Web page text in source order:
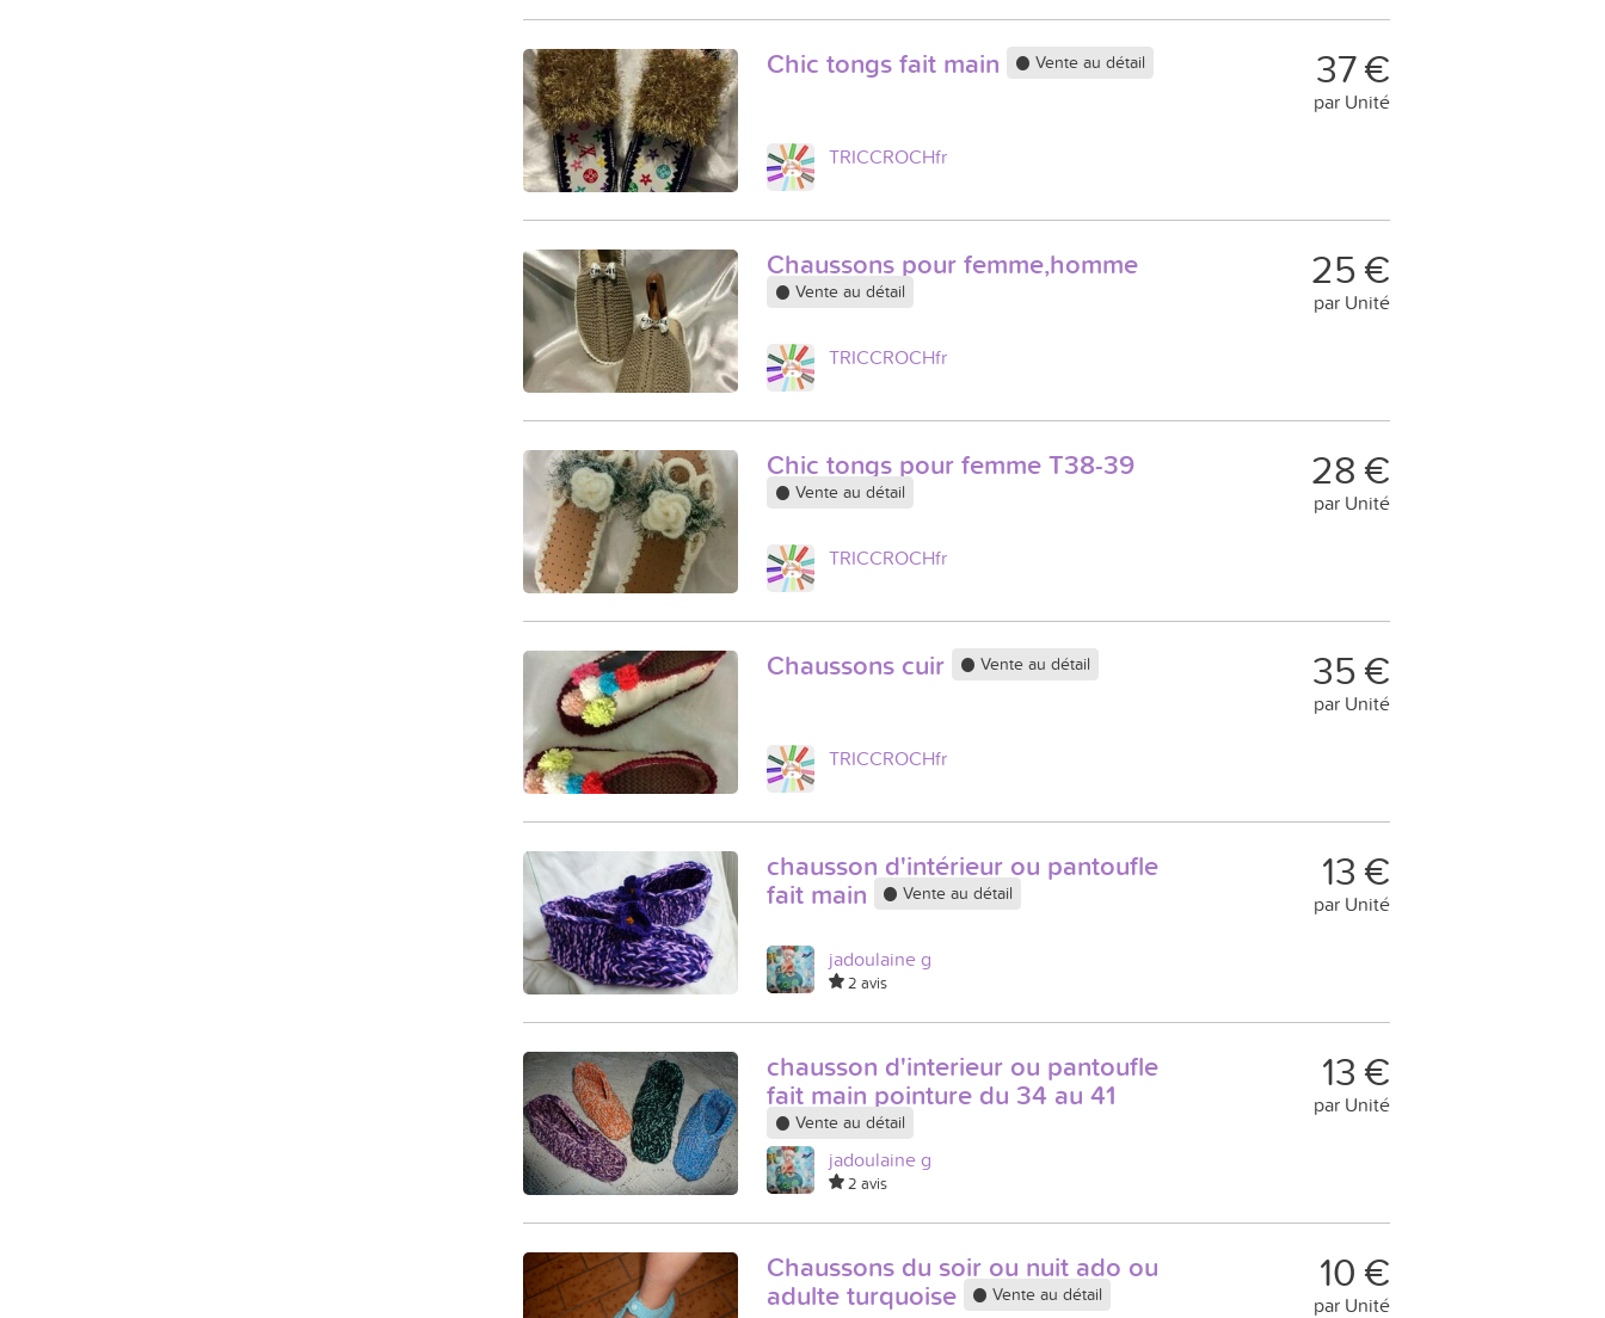
37 €
par Unité
Chic tongs fait main Vente au détail
TRICCROCHfr
25 €
par Unité
Chaussons pour femme,homme
Vente au détail
TRICCROCHfr
28 €
par Unité
Chic tongs pour femme T38-39
Vente au détail
TRICCROCHfr
35 €
par Unité
Chaussons cuir Vente au détail
TRICCROCHfr
13 €
par Unité
chausson d'intérieur ou pantoufle
fait main Vente au détail
jadoulaine g
2 avis
13 €
par Unité
chausson d'interieur ou pantoufle
fait main pointure du 34 au 41
Vente au détail
jadoulaine g
2 avis
10 €
par Unité
Chaussons du soir ou nuit ado ou
adulte turquoise Vente au détail